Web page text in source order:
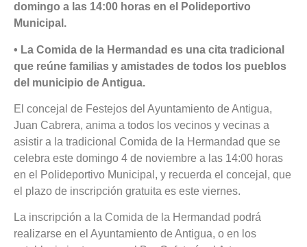
domingo a las 14:00 horas en el Polideportivo
Municipal.
• La Comida de la Hermandad es una cita tradicional
que reúne familias y amistades de todos los pueblos
del municipio de Antigua.
El concejal de Festejos del Ayuntamiento de Antigua,
Juan Cabrera, anima a todos los vecinos y vecinas a
asistir a la tradicional Comida de la Hermandad que se
celebra este domingo 4 de noviembre a las 14:00 horas
en el Polideportivo Municipal, y recuerda el concejal, que
el plazo de inscripción gratuita es este viernes.
La inscripción a la Comida de la Hermandad podrá
realizarse en el Ayuntamiento de Antigua, o en los